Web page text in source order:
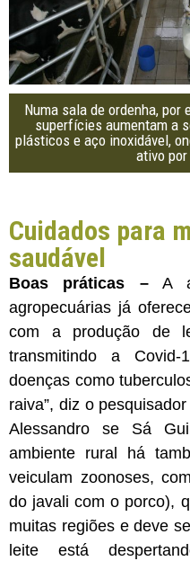
Numa sala de ordenha, por
superfícies aumentam a
plásticos e aço inoxidável,
ativo
Cuidados para
saudável
Boas práticas –A
agropecuárias já
com a produção de
transmitindo a
doenças como
raiva”, diz o
Alessandro se Sá
ambiente rural há
veiculam zoonoses,
do javali com o porco),
muitas regiões e deve
leite está